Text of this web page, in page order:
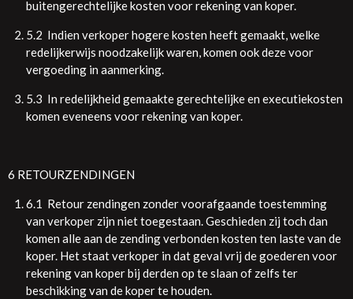
buitengerechtelijke kosten voor rekening van koper.
5.2 Indien verkoper hogere kosten heeft gemaakt, welke
redelijkerwijs noodzakelijk waren, komen ook deze voor
vergoeding in aanmerking.
5.3 In redelijkheid gemaakte gerechtelijke en executiekosten
komen eveneens voor rekening van koper.
6 RETOURZENDINGEN
6.1 Retour zendingen zonder voorafgaande toestemming
van verkoper zijn niet toegestaan. Geschieden zij toch dan
komen alle aan de zending verbonden kosten ten laste van de
koper. Het staat verkoper in dat geval vrij de goederen voor
rekening van koper bij derden op te slaan of zelfs ter
beschikking van de koper te houden.